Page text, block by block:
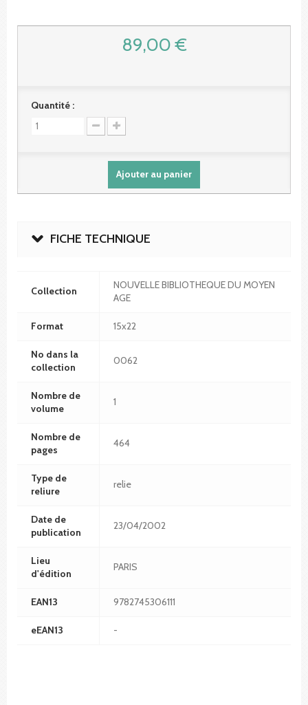
89,00 €
Quantité :
Ajouter au panier
FICHE TECHNIQUE
Collection
NOUVELLE BIBLIOTHEQUE DU MOYEN
AGE
Format 15x22
No dans la
collection
0062
Nombre de
volume
1
Nombre de
pages
464
Type de
reliure
relie
Date de
publication
23/04/2002
Lieu
d'édition
PARIS
EAN13 9782745306111
eEAN13 -